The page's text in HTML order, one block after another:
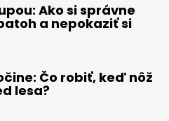
Ako si správne
a nepokaziť si
Čo robiť, keď nôž
lesa?